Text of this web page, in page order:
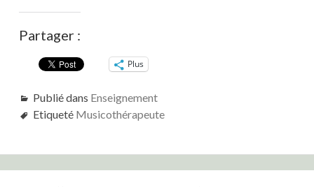
Partager :
Plus
Publié dans Enseignement
Etiqueté Musicothérapeute